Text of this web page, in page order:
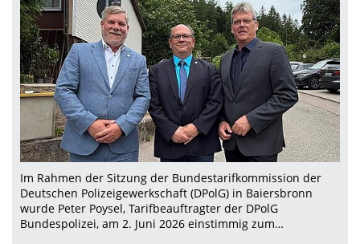
Im Rahmen der Sitzung der Bundestarifkommission der
Deutschen Polizeigewerkschaft (DPolG) in Baiersbronn
wurde Peter Poysel, Tarifbeauftragter der DPolG
Bundespolizei, am 2. Juni 2026 einstimmig zum…